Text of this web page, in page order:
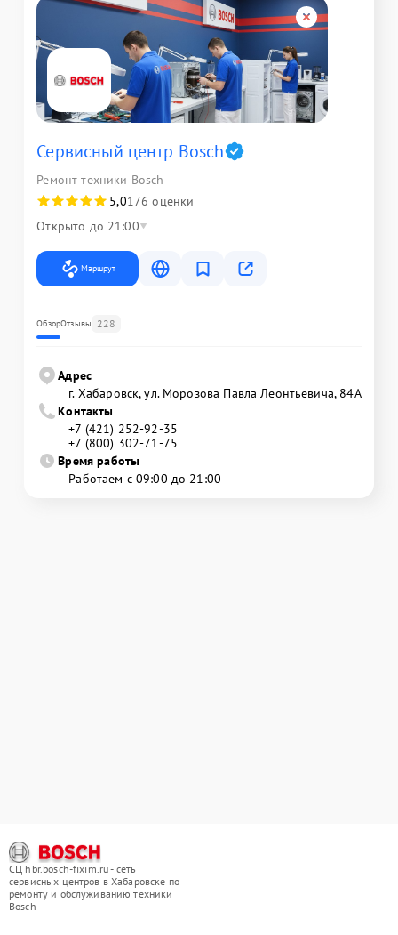
Сервисный центр Bosch
Ремонт техники Bosch
5,0176 оценки
Открыто до 21:00
Маршрут
ОбзорОтзывы 228
Адрес
г. Хабаровск, ул. Морозова Павла Леонтьевича, 84А
Контакты
+7 (421) 252-92-35
+7 (800) 302-71-75
Время работы
Работаем с 09:00 до 21:00
СЦ hbr.bosch-fixim.ru - сеть
сервисных центров в Хабаровске по
ремонту и обслуживанию техники
Bosch